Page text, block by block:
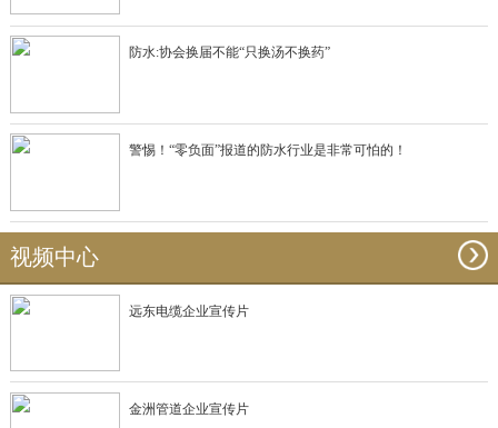
防水:协会换届不能“只换汤不换药”
警惕！“零负面”报道的防水行业是非常可怕的！
视频中心
远东电缆企业宣传片
金洲管道企业宣传片